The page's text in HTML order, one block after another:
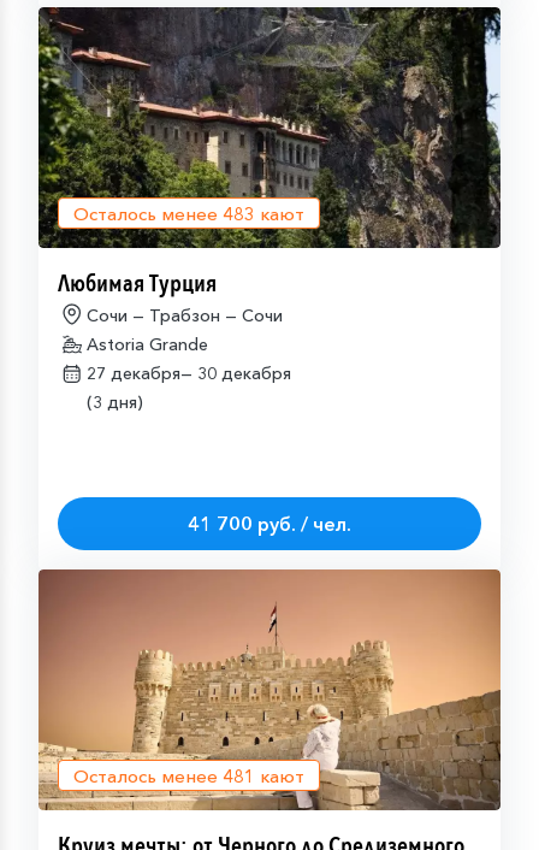
Осталось менее 483 кают
Любимая Турция
Сочи — Трабзон — Сочи
Astoria Grande
27 декабря— 30 декабря
(3 дня)
41 700 руб. / чел.
Осталось менее 481 кают